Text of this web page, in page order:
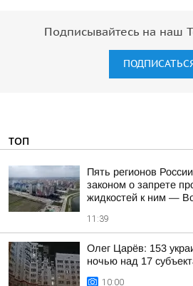
Подписывайтесь на наш
ТОП
Пять регионов
законом о запрете
жидкостей к ним —
11:39
Олег Царёв: 153
ночью над 17
10:00